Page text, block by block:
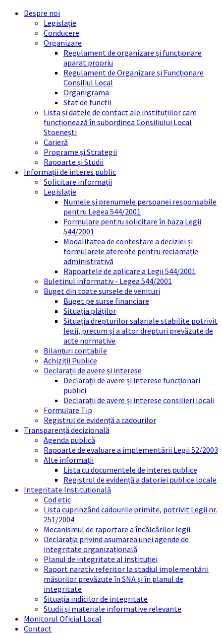
Skip
Skip
Skip
Skip
Despre noi
Legislație
Conducere
Organizare
Regulament de organizare și funcționare
aparat propriu
Regulament de Organizare și Funcționare
Consiliul Local
Organigrama
Stat de functii
Lista și datele de contact ale instituțiilor care
funcționează în subordinea Consiliului Local
Stoenești
Carieră
Programe și Strategii
Rapoarte și Studii
Informații de interes public
Solicitare informații
Legislație
Numele și prenumele persoanei responsabile
pentru Legea 544/2001
Formulare pentru solicitare în baza Legii
544/2001
Modalitatea de contestare a deciziei și
formularele aferente pentru reclamație
administrativă
Rapoartele de aplicare a Legii 544/2001
Buletinul informativ - Legea 544/2001
Buget din toate sursele de venituri
Buget pe surse financiare
Situația plăților
Situația drepturilor salariale stabilite potrivit
legii, precum și a altor drepturi prevăzute de
acte normative
Bilanțuri contabile
Achiziții Publice
Declarații de avere și interese
Declarații de avere și interese funcționari
publici
Declarații de avere și interese consilieri locali
Formulare Tip
Registrul de evidență a cadourilor
Transparență decizională
Agenda publică
Rapoarte de evaluare a implementării Legii 52/2003
Alte informații
Lista cu documentele de interes publice
Registrul de evidență a datoriei publice locale
Integritate Instituțională
Cod etic
Lista cuprinzând cadourile primite, potrivit Legii nr.
251/2004
Mecanismul de raportare a încălcărilor legii
Declarația privind asumarea unei agende de
integritate organizațională
Planul de integritate al instituției
Raport narativ referitor la stadiul implementării
măsurilor prevăzute în SNA și în planul de
integritate
Situația indicilor de integritate
Studii și materiale informative relevante
Monitorul Oficial Local
Contact